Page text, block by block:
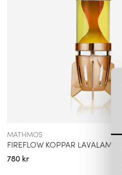
MATHMOS
780 kr